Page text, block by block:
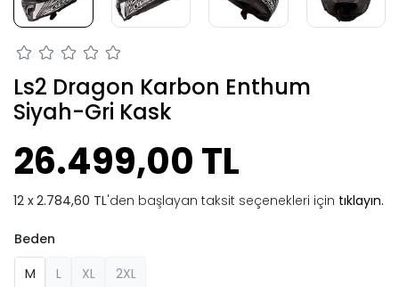
Ls2 Dragon Karbon Enthum
Siyah-Gri Kask
26.499,00 TL
2.784,60 TL'den başlayan taksit seçenekleri için tıklayın.
Beden
M
L XL 2XL